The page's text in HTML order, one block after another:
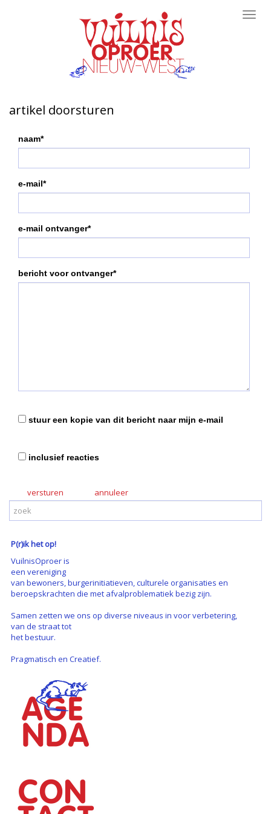
artikel doorsturen
naam*
e-mail*
e-mail ontvanger*
bericht voor ontvanger*
stuur een kopie van dit bericht naar mijn e-mail
inclusief reacties
versturen
P(r)ik het op!
VuilnisOproer is
een vereniging
van bewoners, burgerinitiatieven, culturele organisaties en
beroepskrachten die met afvalproblematiek bezig zijn.
Samen zetten we ons op diverse niveaus in voor verbetering,
van de straat tot
het bestuur.
Pragmatisch en Creatief.